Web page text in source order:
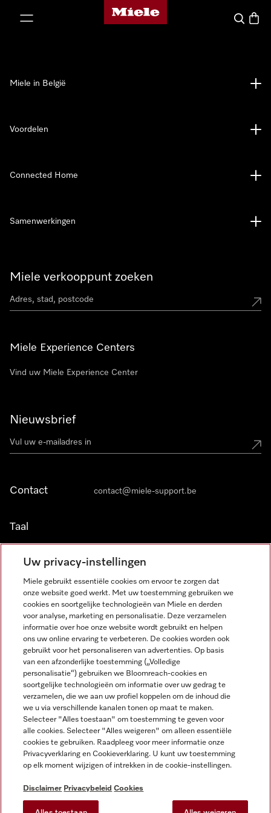
Miele homepage
Wat zoek
Miele verkooppunt zoeken
Miele Experience Centers
Vind uw Miele Experience Center
Nieuwsbrief
Contact contact@miele-support.be
Taal
NEDERLANDS
Miele in België
Voordelen
Connected Home
Samenwerkingen
Wettelijke Informatie
Algemene voorwaarden
Privacybeleid
Gebruiksvoorwaarden
Toegankelijkheidsverklaring
Digital Services Act
Miele op Facebook
Miele op Youtube
Miele op Instagram
Miele op Pinterest
Uw privacy-instellingen
Miele gebruikt essentiële cookies om ervoor te zorgen dat
onze website goed werkt. Met uw toestemming gebruiken we
cookies en soortgelijke technologieën van Miele en derden
voor analyse, marketing en personalisatie. Deze verzamelen
informatie over hoe onze website wordt gebruikt en helpen
ons uw online ervaring te verbeteren. De cookies worden ook
gebruikt voor het personaliseren van advertenties. Op basis
van een afzonderlijke toestemming („Volledige
personalisatie“) gebruiken we Bloomreach-cookies en
soortgelijke technologieën om informatie over uw gedrag te
verzamelen, die we aan uw profiel koppelen om de inhoud die
we u via verschillende kanalen tonen op maat te maken.
Selecteer "Alles toestaan" om toestemming te geven voor
alle cookies. Selecteer "Alles weigeren" om alleen essentiële
cookies te gebruiken. Raadpleeg voor meer informatie onze
Privacyverklaring en Cookieverklaring. U kunt uw toestemming
op elk moment wijzigen of intrekken in de cookie-instellingen.
Disclaimer Privacybeleid Cookies